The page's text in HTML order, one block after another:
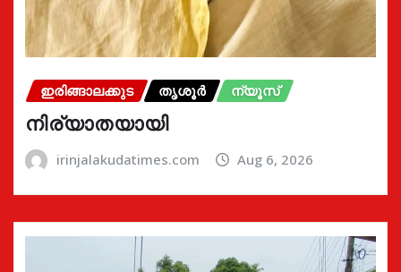
ഇരിങ്ങാലക്കുട തൃശൂർ ന്യൂസ്
നിര്യാതയായി
irinjalakudatimes.com Aug 6, 2026